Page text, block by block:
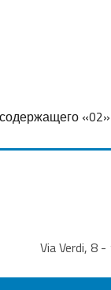
«02»
Via Verdi, 8